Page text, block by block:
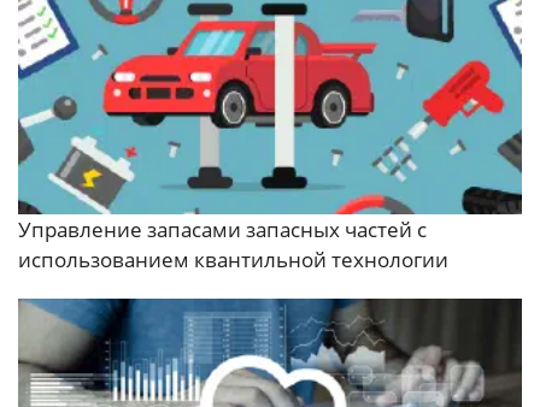
Управление запасами запасных частей с
использованием квантильной технологии